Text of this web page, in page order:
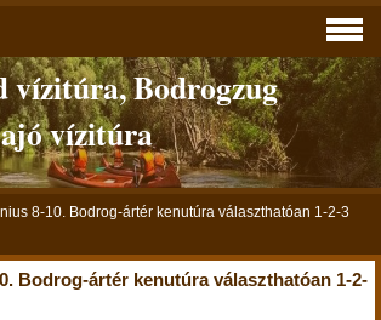
vízitúra, Bodrogzug
vízitúra
8-10. Bodrog-ártér kenutúra választhatóan 1-2-3
Bodrog-ártér kenutúra választhatóan 1-2-